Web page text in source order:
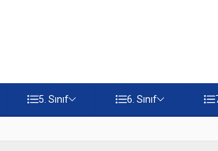
5. Sınıf 6. Sınıf